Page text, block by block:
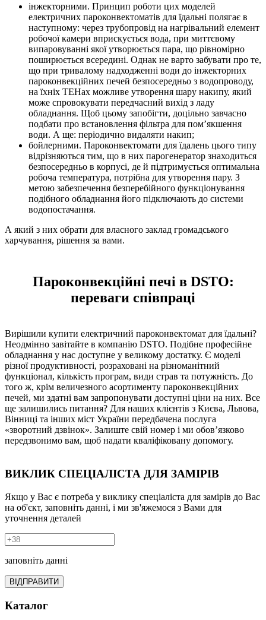
інжекторними. Принцип роботи цих моделей
електричних пароконвектоматів для їдальні полягає в
наступному: через трубопровід на нагрівальний елемент
робочої камери вприскується вода, при миттєвому
випаровуванні якої утворюється пара, що рівномірно
поширюється всередині. Однак не варто забувати про те,
що при тривалому надходженні води до інжекторних
пароконвекційних печей безпосередньо з водопроводу,
на їхніх ТЕНах можливе утворення шару накипу, який
може спровокувати передчасний вихід з ладу
обладнання. Щоб цьому запобігти, доцільно завчасно
подбати про встановлення фільтра для пом’якшення
води. А ще: періодично видаляти накип;
бойлерними. Пароконвектомати для їдалень цього типу
відрізняються тим, що в них парогенератор знаходиться
безпосередньо в корпусі, де й підтримується оптимальна
робоча температура, потрібна для утворення пару. З
метою забезпечення безперебійного функціонування
подібного обладнання його підключають до системи
водопостачання.
А який з них обрати для власного заклад громадського
харчування, рішення за вами.
Пароконвекційні печі в DSTO:
переваги співпраці
Вирішили купити електричний пароконвектомат для їдальні?
Неодмінно завітайте в компанію DSTO. Подібне професійне
обладнання у нас доступне у великому достатку. Є моделі
різної продуктивності, розраховані на різноманітний
функціонал, кількість програм, види страв та потужність. До
того ж, крім величезного асортименту пароконвекційних
печей, ми здатні вам запропонувати доступні ціни на них. Все
ще залишились питання? Для наших клієнтів з Києва, Львова,
Вінниці та інших міст України передбачена послуга
«зворотний дзвінок». Залиште свій номер і ми обов’язково
передзвонимо вам, щоб надати кваліфіковану допомогу.
ВИКЛИК СПЕЦІАЛІСТА ДЛЯ ЗАМІРІВ
Якщо у Вас є потреба у виклику спеціаліста для замірів до Вас
на об'єкт, заповніть данні, і ми зв'яжемося з Вами для
уточнення деталей
заповніть данні
ВІДПРАВИТИ
Каталог